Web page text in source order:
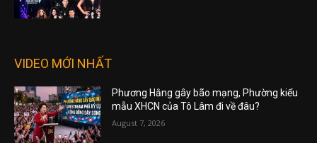
VIDEO MỚI NHẤT
Phương Hằng gây bão mạng, Phường kiểu
mẫu XHCN của Tô Lâm đi về đâu?
August 7, 2026